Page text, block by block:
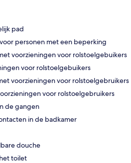
pad
personen met een beperking
voorzieningen voor rolstoelgebuikers
voor rolstoelgebuikers
voorzieningen voor rolstoelgebruikers
voor rolstoelgebruikers
de gangen
in de badkamer
douche
toilet